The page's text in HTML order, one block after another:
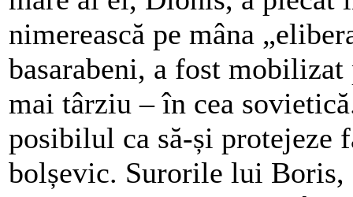
nimerească pe mâna
basarabeni, a fost
mai târziu – în cea
posibilul ca să-și protejeze
bolșevic. Surorile lui Boris,